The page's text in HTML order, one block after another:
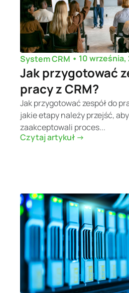
System CRM • 10
Jak przygotować
pracy z CRM?
Jak przygotować zespół do
jakie etapy należy przejść,
zaakceptowali proces...
Czytaj artykuł ->